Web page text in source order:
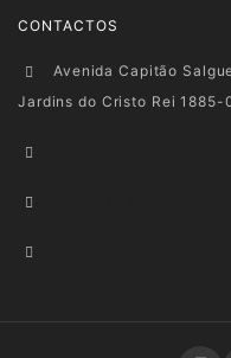
CONTACTOS
Avenida Capitão
Jardins do Cristo Rei